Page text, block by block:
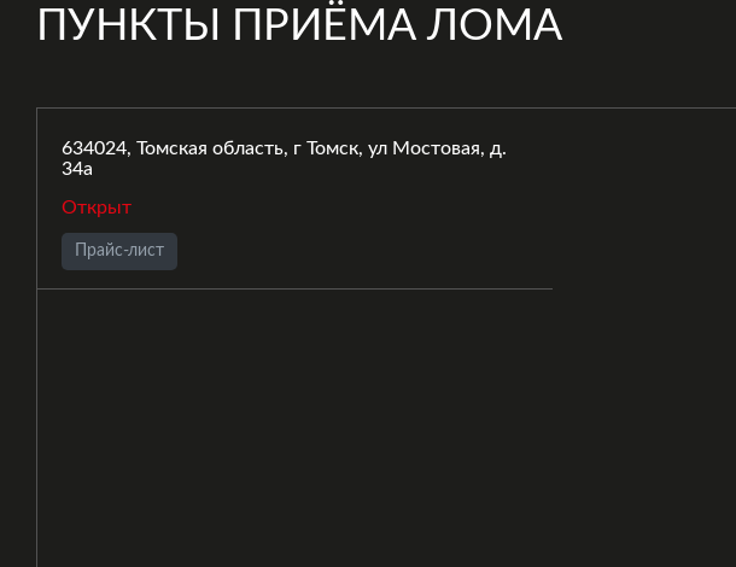
ПУНКТЫ ПРИЁМА ЛОМА
634024, Томская область, г Томск, ул Мостовая, д.
34а
Открыт
Прайс-лист